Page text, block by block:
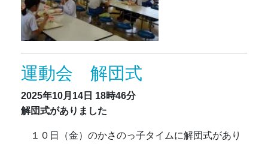
運動会 解団式
2025年10月14日 18時46分
解団式がありました
１０日（金）のかさのっ子タイムに解団式があり